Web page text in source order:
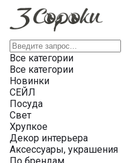
Все категории
Все категории
Новинки
СЕЙЛ
Посуда
Свет
Хрупкое
Декор интерьера
Аксессуары, украшения
По брендам